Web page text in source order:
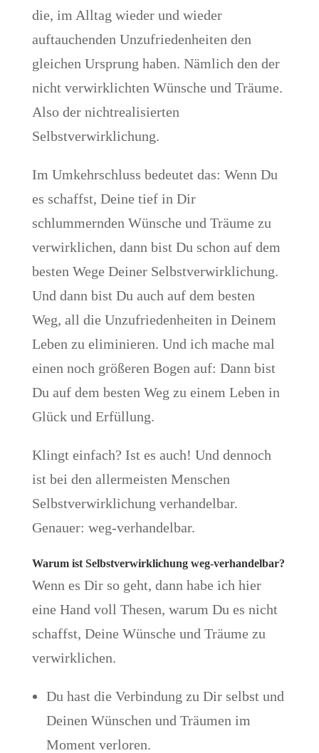
die, im Alltag wieder und wieder
auftauchenden Unzufriedenheiten den
gleichen Ursprung haben. Nämlich den der
nicht verwirklichten Wünsche und Träume.
Also der nichtrealisierten
Selbstverwirklichung.
Im Umkehrschluss bedeutet das: Wenn Du
es schaffst, Deine tief in Dir
schlummernden Wünsche und Träume zu
verwirklichen, dann bist Du schon auf dem
besten Wege Deiner Selbstverwirklichung.
Und dann bist Du auch auf dem besten
Weg, all die Unzufriedenheiten in Deinem
Leben zu eliminieren. Und ich mache mal
einen noch größeren Bogen auf: Dann bist
Du auf dem besten Weg zu einem Leben in
Glück und Erfüllung.
Klingt einfach? Ist es auch! Und dennoch
ist bei den allermeisten Menschen
Selbstverwirklichung verhandelbar.
Genauer: weg-verhandelbar.
Warum ist Selbstverwirklichung weg-verhandelbar?
Wenn es Dir so geht, dann habe ich hier
eine Hand voll Thesen, warum Du es nicht
schaffst, Deine Wünsche und Träume zu
verwirklichen.
Du hast die Verbindung zu Dir selbst und
Deinen Wünschen und Träumen im
Moment verloren.